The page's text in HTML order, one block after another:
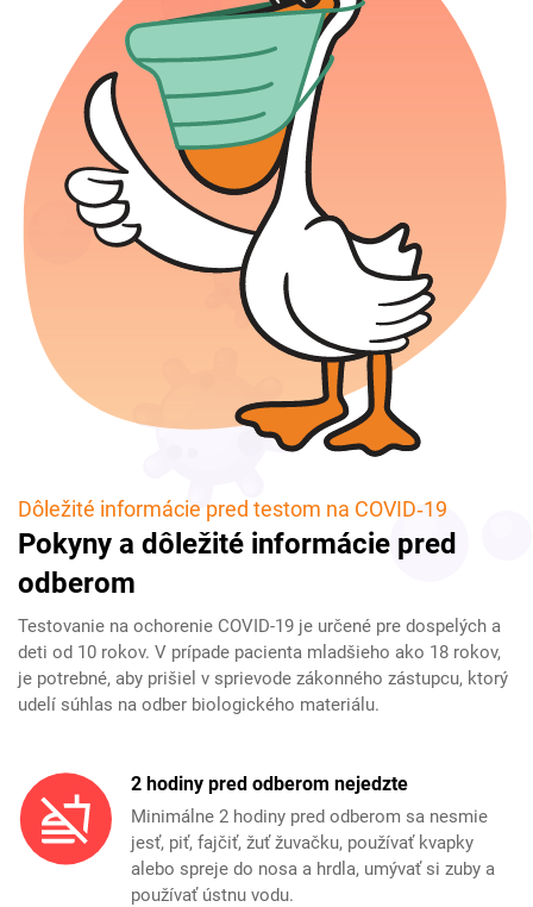
Dôležité informácie pred testom na COVID‑19
Pokyny a dôležité informácie pred
odberom
Testovanie na ochorenie COVID-19 je určené pre dospelých a
deti od 10 rokov. V prípade pacienta mladšieho ako 18 rokov,
je potrebné, aby prišiel v sprievode zákonného zástupcu, ktorý
udelí súhlas na odber biologického materiálu.
2 hodiny pred odberom nejedzte
Minimálne 2 hodiny pred odberom sa nesmie
jesť, piť, fajčiť, žuť žuvačku, používať kvapky
alebo spreje do nosa a hrdla, umývať si zuby a
používať ústnu vodu.